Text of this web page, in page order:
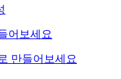
어보세요
만들어보세요